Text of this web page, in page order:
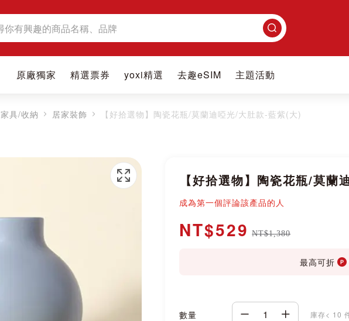
搜
尋
原廠獨家 精選票券 yoxi精選 去趣eSIM 主題活動
家具/收納 居家裝飾 【好拾選物】陶瓷花瓶/莫蘭迪啞光/大肚款-藍紫(大)
【好拾選物】陶瓷花瓶/莫
成為第一個評論該產品的人
NT$529 NT$1,380
最高可折
數量 庫存< 10